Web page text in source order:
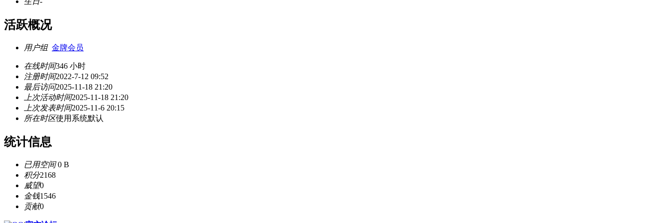
活跃概况
用户组 金牌会员
在线时间346 小时
注册时间2022-7-12 09:52
最后访问2025-11-18 21:20
上次活动时间2025-11-18 21:20
上次发表时间2025-11-6 20:15
所在时区使用系统默认
统计信息
已用空间0 B
积分2168
威望0
金钱1546
贡献0